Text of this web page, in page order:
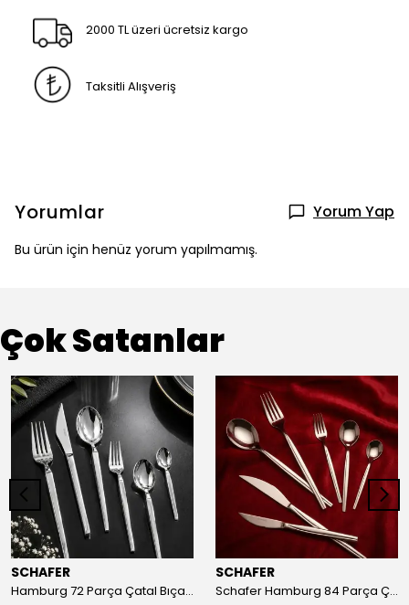
2000 TL üzeri ücretsiz kargo
Taksitli Alışveriş
Yorumlar Yorum Yap
Bu ürün için henüz yorum yapılmamış.
Çok Satanlar
SCHAFER
Hamburg 72 Parça Çatal Bıçak Takımı
SCHAFER
Schafer Hamburg 84 Parça Çatal Kaşık Bıçak Takımı